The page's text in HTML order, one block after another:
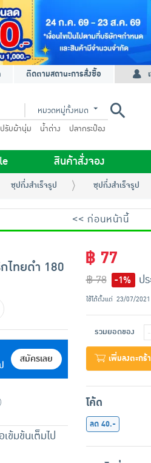
ติดตามสถานะการสั่งซื้อ
หมวดหมู่ทั้งหมด
รับผ้านุ่ม น้ำด่าง ปลากระป๋อง
สินค้าสั่งจอง
ซุปกึ่งสำเร็จรูป ซุปกึ่งสำเร็จรูป
<< ก่อนหน้านี้
ทยดำ 180
สมัครเลย
ข้มข้นเต็มไป
฿ 77
฿ 78 -1% ป
ใช้ได้ตั้งแต่ 23/07/
รวมยอดของ -
เพิ่มลงตะกร้า
โค้ด
ลด 40.-